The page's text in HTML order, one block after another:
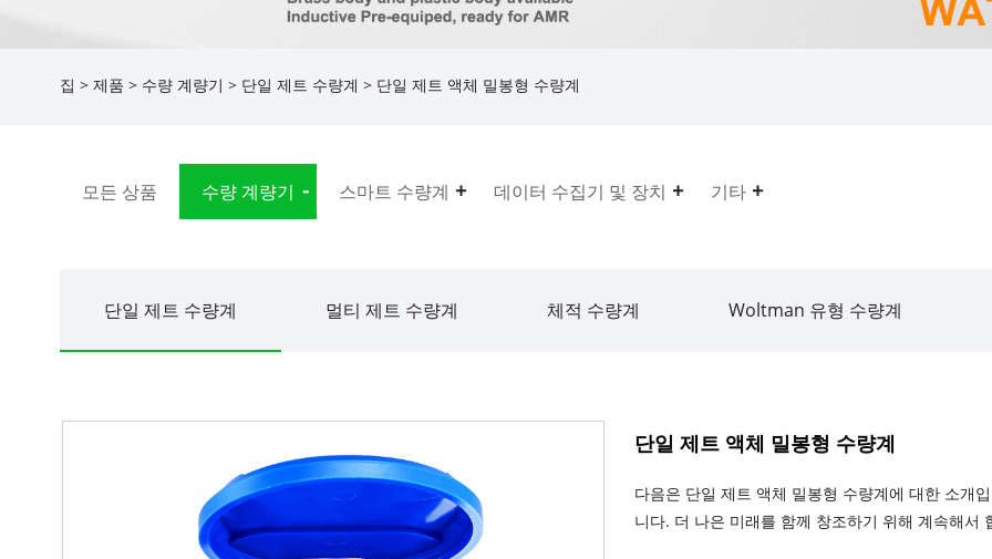
집 > 제품 > 수량 계량기 > 단일 제트 수량계 > 단일 제트 액체 밀봉형 수량계
모든 상품 수량 계량기 스마트 수량계 데이터 수집기 ​​및 장치 기타
단일 제트 수량계 멀티 제트 수량계 체적 수량계 Woltman 유형 수량계
단일 제트 액체 밀봉형 수량계
다음은 단일 제트 액체 밀봉형 수량계에 대한 소개
니다. 더 나은 미래를 함께 창조하기 위해 계속해서